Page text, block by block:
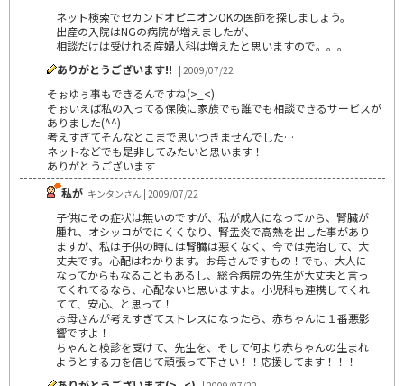
ネット検索でセカンドオピニオンOKの医師を探しましょう。
出産の入院はNGの病院が増えましたが、
相談だけは受けれる産婦人科は増えたと思いますので。。。
ありがとうございます!! | 2009/07/22
そぉゆぅ事もできるんですね(>_<)
そぉいえば私の入ってる保険に家族でも誰でも相談できるサービスが
ありました(^^)
考えすぎてそんなとこまで思いつきませんでした…
ネットなどでも是非してみたいと思います！
ありがとうございます
私が キンタンさん | 2009/07/22
子供にその症状は無いのですが、私が成人になってから、腎臓が
腫れ、オシッコがでにくくなり、腎盂炎で高熱を出した事があり
ますが、私は子供の時には腎臓は悪くなく、今では完治して、大
丈夫です。心配はわかります。お母さんですもの！でも、大人に
なってからもなることもあるし、総合病院の先生が大丈夫と言っ
てくれてるなら、心配ないと思いますよ。小児科も連携してくれ
てて、安心、と思って！
お母さんが考えすぎてストレスになったら、赤ちゃんに１番悪影
響ですよ！
ちゃんと検診を受けて、先生を、そして何より赤ちゃんの生まれ
ようとする力を信じて頑張って下さい！！応援してます！！！